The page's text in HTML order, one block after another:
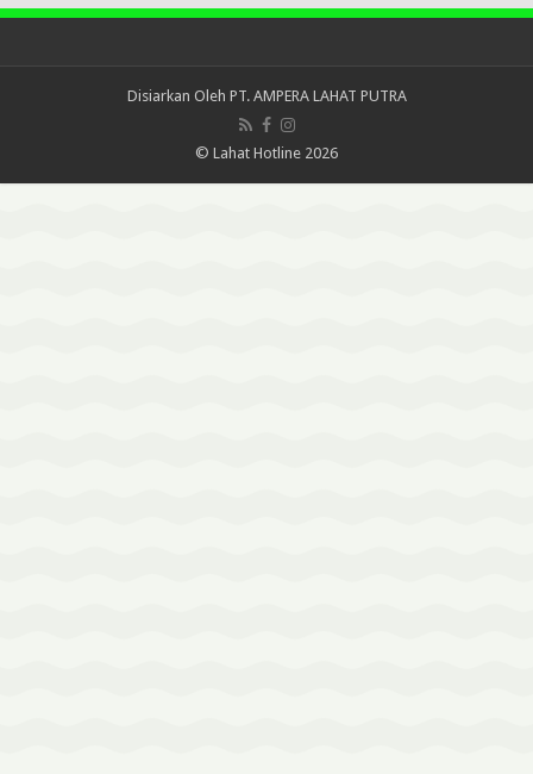
Disiarkan Oleh PT. AMPERA LAHAT PUTRA
© Lahat Hotline 2026